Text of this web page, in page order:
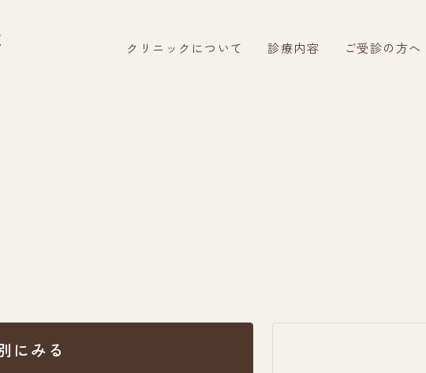
クリニックについて 診療内容 ご受診の方へ
にみる